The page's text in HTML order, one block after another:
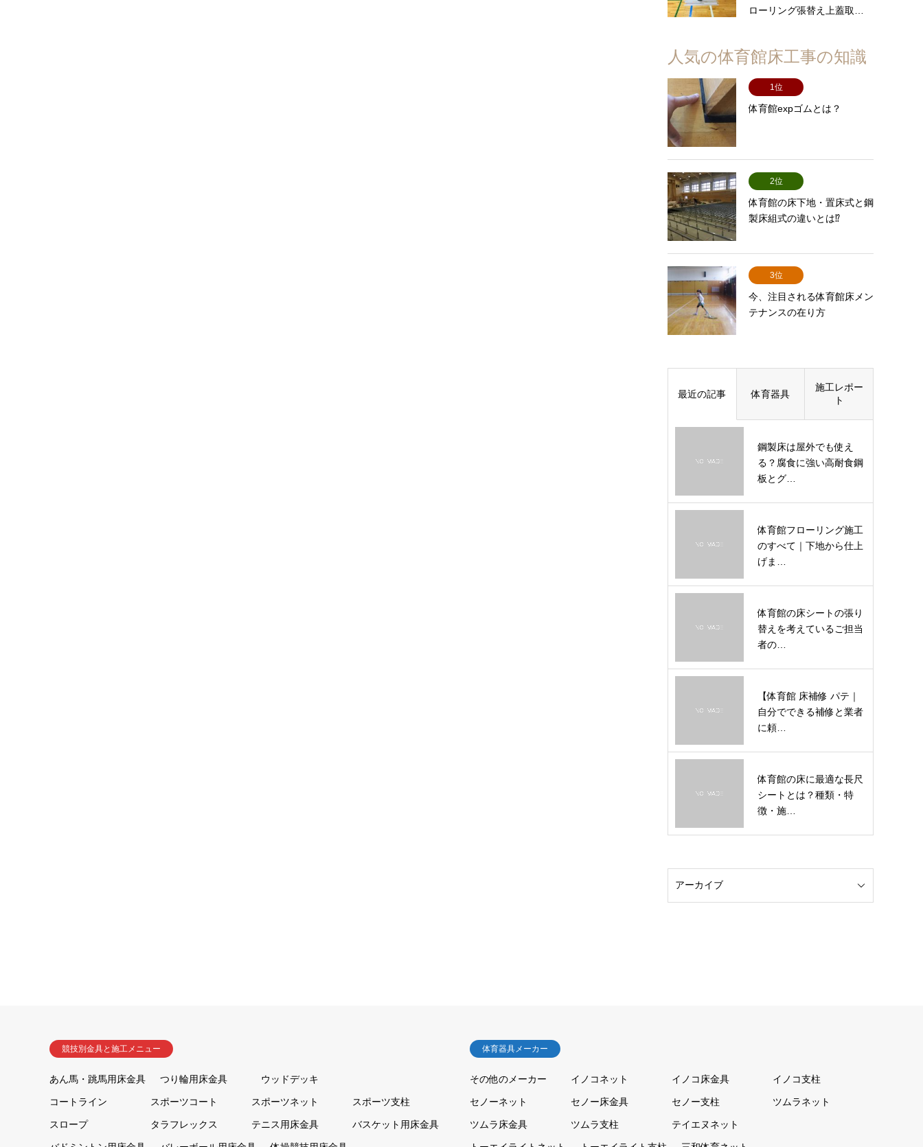
ローリング張替え上蓋取…
人気の体育館床工事の知識
1位
体育館expゴムとは？
2位
体育館の床下地・置床式と鋼
製床組式の違いとは⁉
3位
今、注目される体育館床メン
テナンスの在り方
最近の記事 体育器具
施工レポー
ト
鋼製床は屋外でも使え
る？腐食に強い高耐食鋼
板とグ…
体育館フローリング施工
のすべて｜下地から仕上
げま…
体育館の床シートの張り
替えを考えているご担当
者の…
【体育館 床補修 パテ｜
自分でできる補修と業者
に頼…
体育館の床に最適な長尺
シートとは？種類・特
徴・施…
競技別金具と施工メニュー
あん馬・跳馬用床金具 つり輪用床金具 ウッドデッキ
コートライン スポーツコート スポーツネット スポーツ支柱
スロープ タラフレックス テニス用床金具 バスケット用床金具
体育器具メーカー
その他のメーカー イノコネット イノコ床金具 イノコ支柱
セノーネット セノー床金具 セノー支柱 ツムラネット
ツムラ床金具 ツムラ支柱 テイエヌネット